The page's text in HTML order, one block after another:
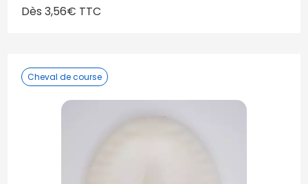
Dès 3,56€ TTC
Cheval de course